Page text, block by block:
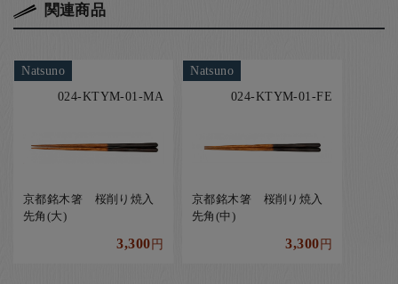
関連商品
Natsuno
024-KTYM-01-MA
京都銘木箸 桜削り焼入
先角(大)
3,300円
Natsuno
024-KTYM-01-FE
京都銘木箸 桜削り焼入
先角(中)
3,300円